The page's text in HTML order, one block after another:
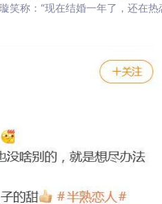
笑称：“现在结婚一年了，还在热